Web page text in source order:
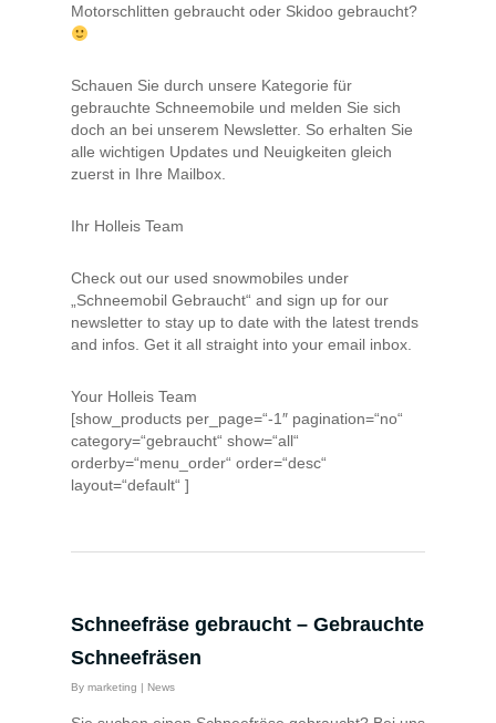
Motorschlitten gebraucht oder Skidoo gebraucht?
Schauen Sie durch unsere Kategorie für
gebrauchte Schneemobile und melden Sie sich
doch an bei unserem Newsletter. So erhalten Sie
alle wichtigen Updates und Neuigkeiten gleich
zuerst in Ihre Mailbox.
Ihr Holleis Team
Check out our used snowmobiles under
„Schneemobil Gebraucht“ and sign up for our
newsletter to stay up to date with the latest trends
and infos. Get it all straight into your email inbox.
Your Holleis Team
[show_products per_page=“-1″ pagination=“no“
category=“gebraucht“ show=“all“
orderby=“menu_order“ order=“desc“
layout=“default“ ]
Schneefräse gebraucht – Gebrauchte
Schneefräsen
By marketing | News